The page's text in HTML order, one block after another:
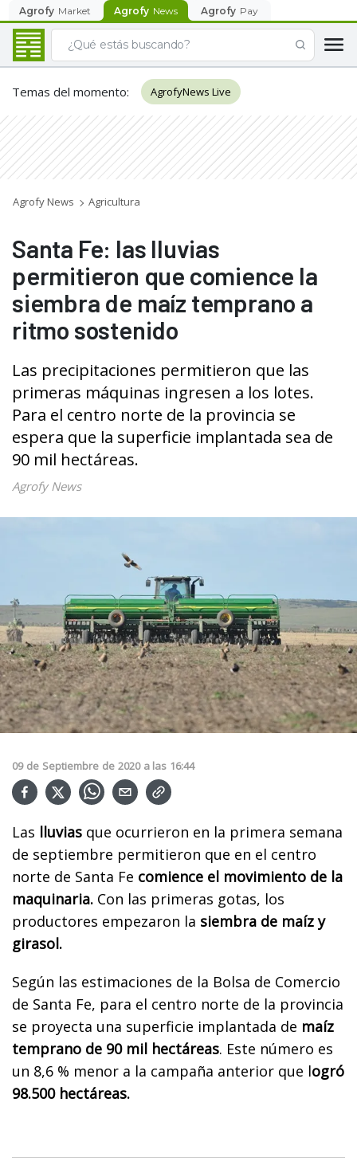
Agrofy Market Agrofy News Agrofy Pay
Temas del momento: AgrofyNews Live
Agrofy News Agricultura
Santa Fe: las lluvias
permitieron que comience la
siembra de maíz temprano a
ritmo sostenido
Las precipitaciones permitieron que las
primeras máquinas ingresen a los lotes.
Para el centro norte de la provincia se
espera que la superficie implantada sea de
90 mil hectáreas.
Agrofy News
09 de Septiembre de 2020 a las 16:44
Las lluvias que ocurrieron en la primera semana
de septiembre permitieron que en el centro
norte de Santa Fe comience el movimiento de la
maquinaria. Con las primeras gotas, los
productores empezaron la siembra de maíz y
girasol.
Según las estimaciones de la Bolsa de Comercio
de Santa Fe, para el centro norte de la provincia
se proyecta una superficie implantada de maíz
temprano de 90 mil hectáreas. Este número es
un 8,6 % menor a la campaña anterior que logró
98.500 hectáreas.